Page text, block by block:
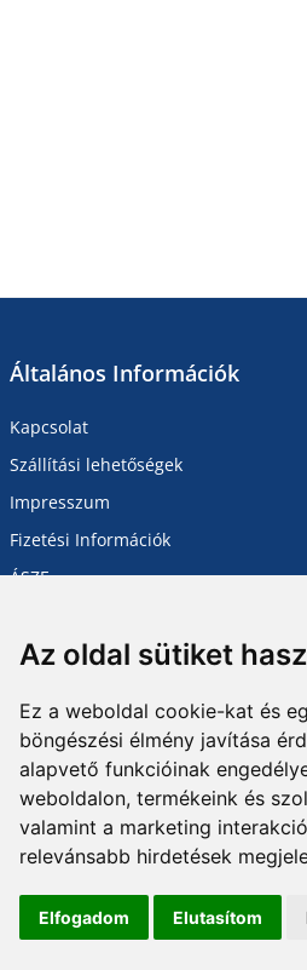
Az oldal sütiket
Ez a weboldal cookie-kat és
böngészési élmény javítása
alapvető funkcióinak
weboldalon, termékeink és
valamint a marketing
relevánsabb hirdetések
Elfogadom Elutasítom
Általános Információk
Kapcsolat
Szállítási lehetőségek
Impresszum
Fizetési Információk
ÁSZF